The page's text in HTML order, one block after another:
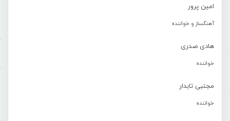
امین پرور
آهنگساز و خواننده
هادی صدری
خواننده
مجتبی تابدار
خواننده